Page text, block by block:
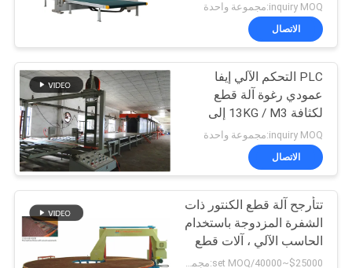
خريطة
الموقع
سياسة
الخصوصية
inquiry MOQ:مجموعة واحدة
الاتصال
PLC التحكم الآلي إيفا
عمودي رغوة آلة قطع
لكثافة 13KG / M3 إلى
60KG / M3
inquiry MOQ:مجموعة واحدة
الاتصال
تتأرجح آلة قطع الكنتور ذات
الشفرة المزدوجة باستخدام
الحاسب الآلي ، آلات قطع
الرغوة